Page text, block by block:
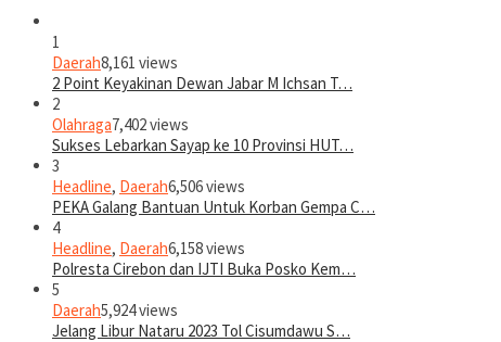
1
Daerah8,161 views
2 Point Keyakinan Dewan Jabar M Ichsan T…
2
Olahraga7,402 views
Sukses Lebarkan Sayap ke 10 Provinsi HUT…
3
Headline, Daerah6,506 views
PEKA Galang Bantuan Untuk Korban Gempa C…
4
Headline, Daerah6,158 views
Polresta Cirebon dan IJTI Buka Posko Kem…
5
Daerah5,924 views
Jelang Libur Nataru 2023 Tol Cisumdawu S…